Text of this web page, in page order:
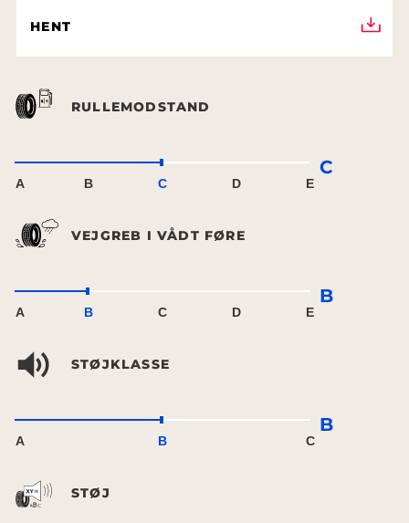
HENT
RULLEMODSTAND
A B C D E
C
VEJGREB I VÅDT FØRE
A B C D E
B
STØJKLASSE
A B C
B
STØJ